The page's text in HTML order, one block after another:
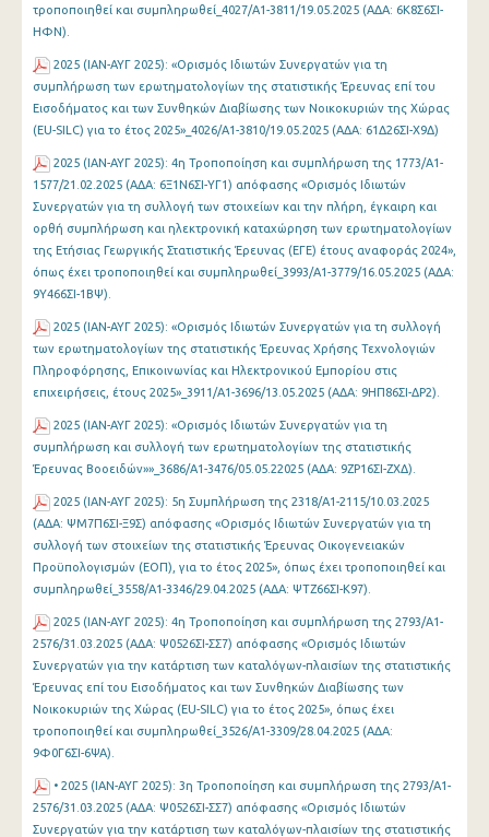
τροποποιηθεί και συμπληρωθεί_4027/Α1-3811/19.05.2025 (ΑΔΑ: 6Κ8Σ6ΣΙ-
ΗΦΝ).
2025 (ΙΑΝ-ΑΥΓ 2025): «Ορισμός Ιδιωτών Συνεργατών για τη
συμπλήρωση των ερωτηματολογίων της στατιστικής Έρευνας επί του
Εισοδήματος και των Συνθηκών Διαβίωσης των Νοικοκυριών της Χώρας
(EU-SILC) για το έτος 2025»_4026/Α1-3810/19.05.2025 (ΑΔΑ: 61Δ26ΣΙ-Χ9Δ)
2025 (ΙΑΝ-ΑΥΓ 2025): 4η Τροποποίηση και συμπλήρωση της 1773/Α1-
1577/21.02.2025 (ΑΔΑ: 6Ξ1Ν6ΣΙ-ΥΓ1) απόφασης «Ορισμός Ιδιωτών
Συνεργατών για τη συλλογή των στοιχείων και την πλήρη, έγκαιρη και
ορθή συμπλήρωση και ηλεκτρονική καταχώρηση των ερωτηματολογίων
της Ετήσιας Γεωργικής Στατιστικής Έρευνας (ΕΓΕ) έτους αναφοράς 2024»,
όπως έχει τροποποιηθεί και συμπληρωθεί_3993/Α1-3779/16.05.2025 (ΑΔΑ:
9Υ466ΣΙ-1ΒΨ).
2025 (ΙΑΝ-ΑΥΓ 2025): «Ορισμός Ιδιωτών Συνεργατών για τη συλλογή
των ερωτηματολογίων της στατιστικής Έρευνας Χρήσης Τεχνολογιών
Πληροφόρησης, Επικοινωνίας και Ηλεκτρονικού Εμπορίου στις
επιχειρήσεις, έτους 2025»_3911/Α1-3696/13.05.2025 (ΑΔΑ: 9ΗΠ86ΣΙ-ΔΡ2).
2025 (ΙΑΝ-ΑΥΓ 2025): «Ορισμός Ιδιωτών Συνεργατών για τη
συμπλήρωση και συλλογή των ερωτηματολογίων της στατιστικής
Έρευνας Βοοειδών»»_3686/Α1-3476/05.05.22025 (ΑΔΑ: 9ΖΡ16ΣΙ-ΖΧΔ).
2025 (ΙΑΝ-ΑΥΓ 2025): 5η Συμπλήρωση της 2318/Α1-2115/10.03.2025
(ΑΔΑ: ΨΜ7Π6ΣΙ-Ξ9Σ) απόφασης «Ορισμός Ιδιωτών Συνεργατών για τη
συλλογή των στοιχείων της στατιστικής Έρευνας Οικογενειακών
Προϋπολογισμών (ΕΟΠ), για το έτος 2025», όπως έχει τροποποιηθεί και
συμπληρωθεί_3558/Α1-3346/29.04.2025 (ΑΔΑ: ΨΤΖ66ΣΙ-Κ97).
2025 (ΙΑΝ-ΑΥΓ 2025): 4η Τροποποίηση και συμπλήρωση της 2793/Α1-
2576/31.03.2025 (ΑΔΑ: Ψ0526ΣΙ-ΣΣ7) απόφασης «Ορισμός Ιδιωτών
Συνεργατών για την κατάρτιση των καταλόγων-πλαισίων της στατιστικής
Έρευνας επί του Εισοδήματος και των Συνθηκών Διαβίωσης των
Νοικοκυριών της Χώρας (EU-SILC) για το έτος 2025», όπως έχει
τροποποιηθεί και συμπληρωθεί_3526/Α1-3309/28.04.2025 (ΑΔΑ:
9Φ0Γ6ΣΙ-6ΨΑ).
• 2025 (ΙΑΝ-ΑΥΓ 2025): 3η Τροποποίηση και συμπλήρωση της 2793/Α1-
2576/31.03.2025 (ΑΔΑ: Ψ0526ΣΙ-ΣΣ7) απόφασης «Ορισμός Ιδιωτών
Συνεργατών για την κατάρτιση των καταλόγων-πλαισίων της στατιστικής